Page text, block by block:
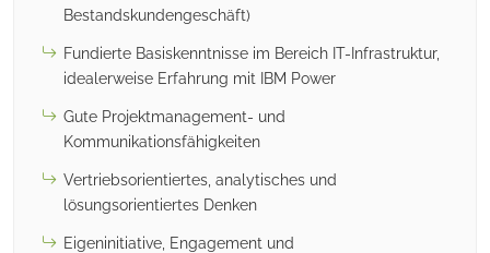
Bestandskundengeschäft)
Fundierte Basiskenntnisse im Bereich IT-Infrastruktur,
idealerweise Erfahrung mit IBM Power
Gute Projektmanagement- und
Kommunikationsfähigkeiten
Vertriebsorientiertes, analytisches und
lösungsorientiertes Denken
Eigeninitiative, Engagement und